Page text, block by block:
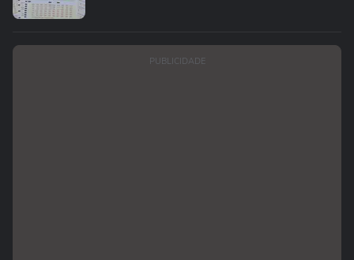
PUBLICIDADE